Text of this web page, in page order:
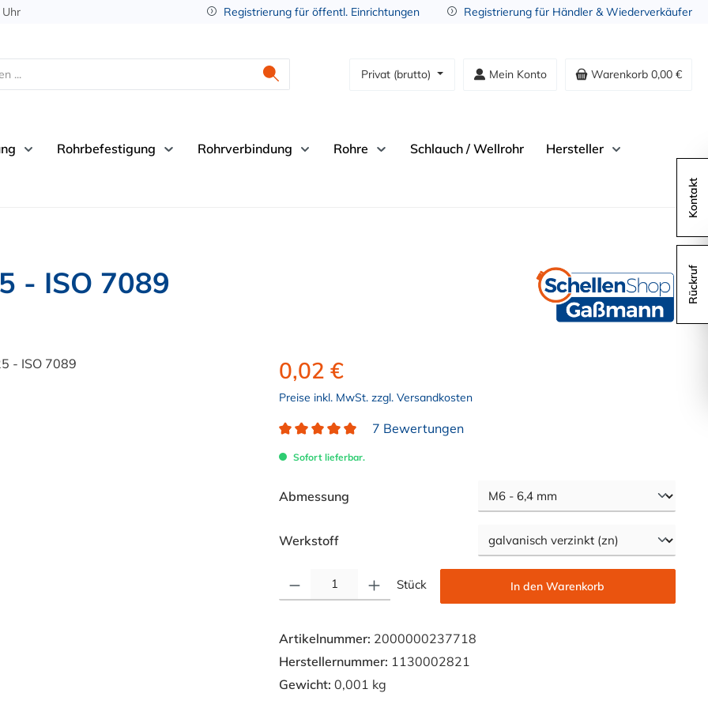
Registrierung für öffentl. Einrichtungen Registrierung für Händler & Wiederverkäufer
Privat (brutto) Mein Konto Warenkorb 0,00 €
Rohrbefestigung Rohrverbindung Rohre Schlauch / Wellrohr Hersteller
- ISO 7089
0,02 €
Preise inkl. MwSt. zzgl. Versandkosten
7 Bewertungen
Sofort lieferbar.
Abmessungauswählen
Werkstoffauswählen
Stück In den Warenkorb
Artikelnummer: 2000000237718
Herstellernummer: 1130002821
Gewicht: 0,001 kg
Kontakt
Rückruf